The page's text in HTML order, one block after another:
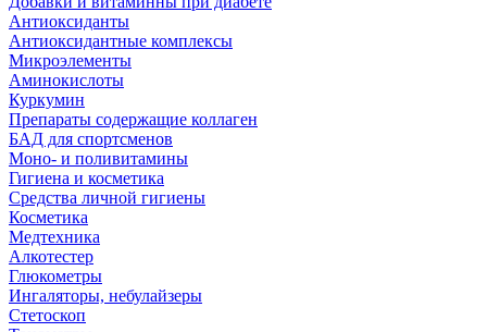
Антиоксиданты
Антиоксидантные комплексы
Микроэлементы
Аминокислоты
Куркумин
Препараты содержащие коллаген
БАД для спортсменов
Моно- и поливитамины
Гигиена и косметика
Средства личной гигиены
Косметика
Медтехника
Алкотестер
Глюкометры
Ингаляторы, небулайзеры
Стетоскоп